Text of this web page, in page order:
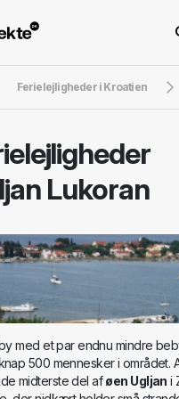
Ferielejligheder i Kroatien
Lukoran
med et par endnu mindre
500 mennesker i området.
midterste del aføen Ugljan i